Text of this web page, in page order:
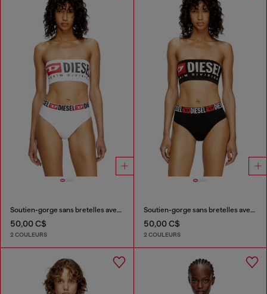
Soutien-gorge sans bretelles avec maxi logo
50,00 C$
2 COULEURS
Soutien-gorge sans bretelles avec maxi logo
50,00 C$
2 COULEURS